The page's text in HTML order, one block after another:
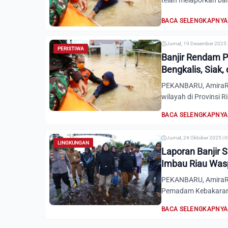
BACA SELENGKAPNYA
PERISTIWA
Jumat, 19 Desember 2025
Banjir Rendam
Bengkalis, Siak,
PEKANBARU,
wilayah di Provinsi
BACA SELENGKAPNYA
LINGKUNGAN
Jumat, 24 Oktober 2025 |
Laporan Banjir
Imbau Riau
PEKANBARU,
Pemadam
BACA SELENGKAPNYA